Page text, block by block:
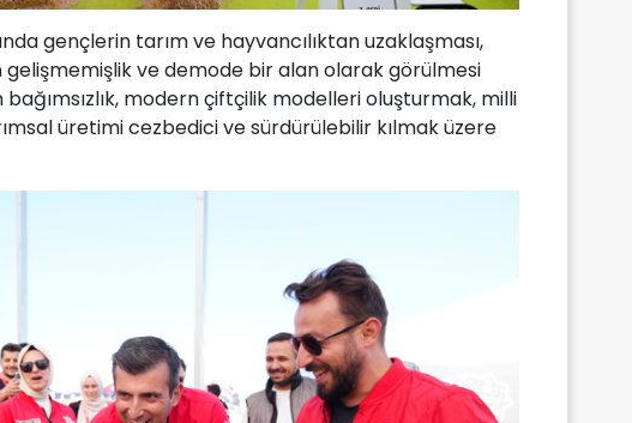
gençlerin tarım ve hayvancılıktan uzaklaşması,
gelişmemişlik ve demode bir alan olarak görülmesi
bağımsızlık, modern çiftçilik modelleri oluşturmak, milli
üretimi cezbedici ve sürdürülebilir kılmak üzere